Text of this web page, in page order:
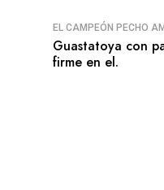
EL CAMPEÓN PECHO
Guastatoya con
firme en el.